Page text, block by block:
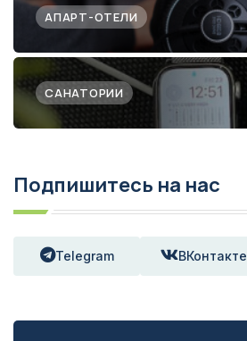
АПАРТ-ОТЕЛИ
САНАТОРИИ
Подпишитесь на нас
Telegram ВКонтакте